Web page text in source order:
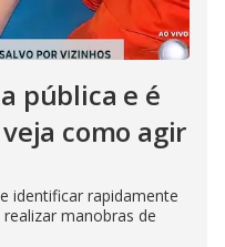
pública e é
como agir
identificar rapidamente
manobras de